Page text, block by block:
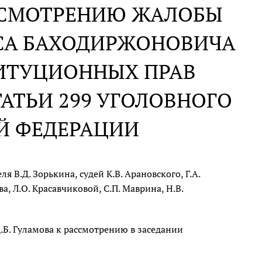
ЖАЛОБЫ
БАХОДИРЖОНОВИЧА
ПРАВ
299 УГОЛОВНОГО
ФЕДЕРАЦИИ
В.Д. Зорькина, судей К.В. Арановского, Г.А.
Л.О. Красавчиковой, С.П. Маврина, Н.В.
Гуламова к рассмотрению в заседании